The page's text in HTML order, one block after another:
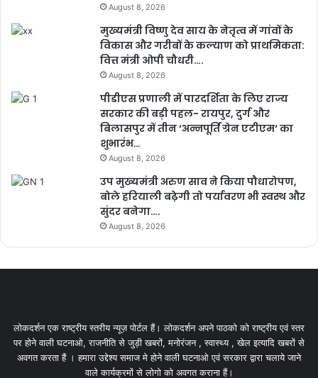
August 8, 2026
मुख्यमंत्री विष्णु देव साय के नेतृत्व में गांवों के
विकास और गरीबों के कल्याण को प्राथमिकता:
वित्त मंत्री ओपी चौधरी….
August 8, 2026
पीडीएस प्रणाली में पारदर्शिता के लिए राज्य
सरकार की बड़ी पहल- रायपुर, दुर्ग और
बिलासपुर में तीन ‘अन्नपूर्ति ग्रेन एटीएम‘ का
शुभारंभ…
August 8, 2026
उप मुख्यमंत्री अरुण साव ने किया पौधारोपण,
बोले हरियाली बढ़ेगी तो पर्यावरण भी स्वस्थ और
सुंदर बनेगा….
August 8, 2026
लोकदर्शन एक राष्ट्रीय स्तरीय न्यूज़ पोर्टल हैं। लोकदर्शन अपने पाठको को राष्ट्रीय एवं स्तर
पर होने वाली घटनाओ, राजनीति से जुड़ी खबरों, मनोरंजन , स्वास्थ्य , खेल इत्यादि खबरों से
अवगत करता हैं । हमारा उद्देश्य समाज मे होने वाली घटनाओ एवं सरकार द्वारा चलाये जाने
वाले कार्यक्रमों से लोगो को अवगत कराना हैं।